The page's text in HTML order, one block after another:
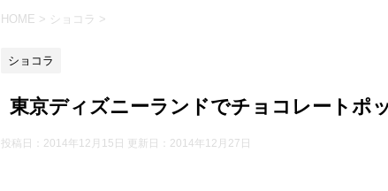
HOME > ショコラ >
ショコラ
東京ディズニーランドでチョコレートポ
投稿日：2014年12月15日 更新日： 2014年12月27日